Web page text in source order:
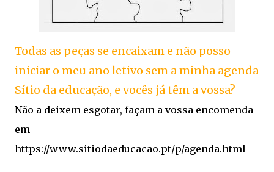
Todas as peças se encaixam e não posso
iniciar o meu ano letivo sem a minha agenda
Sítio da educação, e vocês já têm a vossa?
Não a deixem esgotar, façam a vossa encomenda
em
https://www.sitiodaeducacao.pt/p/agenda.html